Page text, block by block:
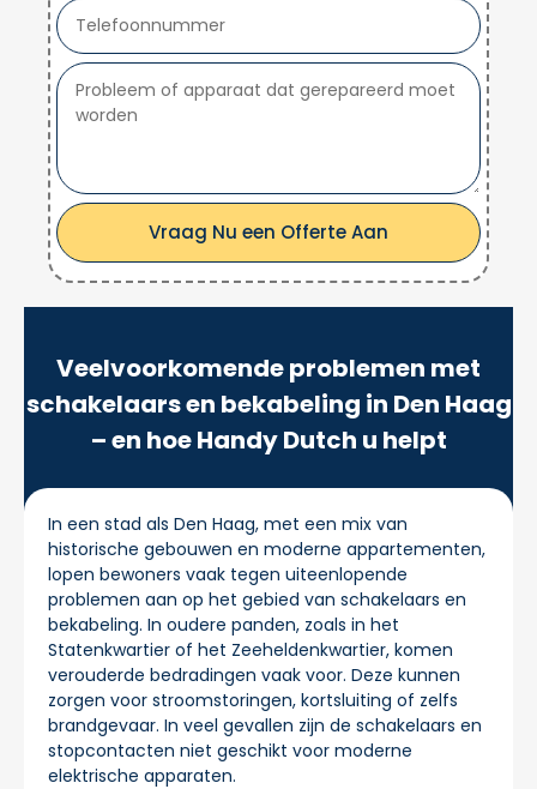
Vraag Nu een Offerte Aan
Veelvoorkomende problemen met
schakelaars en bekabeling in Den Haag
– en hoe Handy Dutch u helpt
In een stad als Den Haag, met een mix van
historische gebouwen en moderne appartementen,
lopen bewoners vaak tegen uiteenlopende
problemen aan op het gebied van schakelaars en
bekabeling. In oudere panden, zoals in het
Statenkwartier of het Zeeheldenkwartier, komen
verouderde bedradingen vaak voor. Deze kunnen
zorgen voor stroomstoringen, kortsluiting of zelfs
brandgevaar. In veel gevallen zijn de schakelaars en
stopcontacten niet geschikt voor moderne
elektrische apparaten.